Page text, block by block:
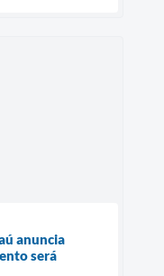
anuncia
será